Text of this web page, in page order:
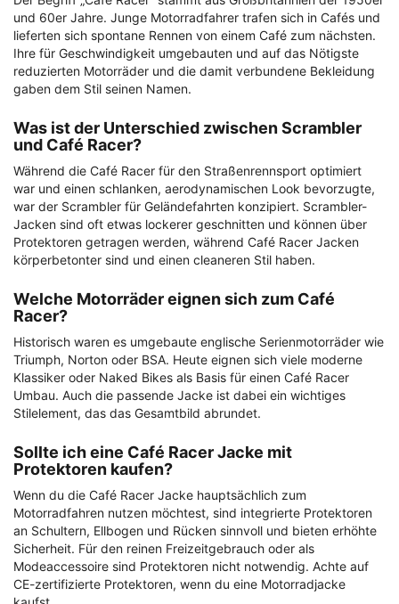
und 60er Jahre. Junge Motorradfahrer trafen sich in Cafés und
lieferten sich spontane Rennen von einem Café zum nächsten.
Ihre für Geschwindigkeit umgebauten und auf das Nötigste
reduzierten Motorräder und die damit verbundene Bekleidung
gaben dem Stil seinen Namen.
Was ist der Unterschied zwischen Scrambler
und Café Racer?
Während die Café Racer für den Straßenrennsport optimiert
war und einen schlanken, aerodynamischen Look bevorzugte,
war der Scrambler für Geländefahrten konzipiert. Scrambler-
Jacken sind oft etwas lockerer geschnitten und können über
Protektoren getragen werden, während Café Racer Jacken
körperbetonter sind und einen cleaneren Stil haben.
Welche Motorräder eignen sich zum Café
Racer?
Historisch waren es umgebaute englische Serienmotorräder wie
Triumph, Norton oder BSA. Heute eignen sich viele moderne
Klassiker oder Naked Bikes als Basis für einen Café Racer
Umbau. Auch die passende Jacke ist dabei ein wichtiges
Stilelement, das das Gesamtbild abrundet.
Sollte ich eine Café Racer Jacke mit
Protektoren kaufen?
Wenn du die Café Racer Jacke hauptsächlich zum
Motorradfahren nutzen möchtest, sind integrierte Protektoren
an Schultern, Ellbogen und Rücken sinnvoll und bieten erhöhte
Sicherheit. Für den reinen Freizeitgebrauch oder als
Modeaccessoire sind Protektoren nicht notwendig. Achte auf
CE-zertifizierte Protektoren, wenn du eine Motorradjacke